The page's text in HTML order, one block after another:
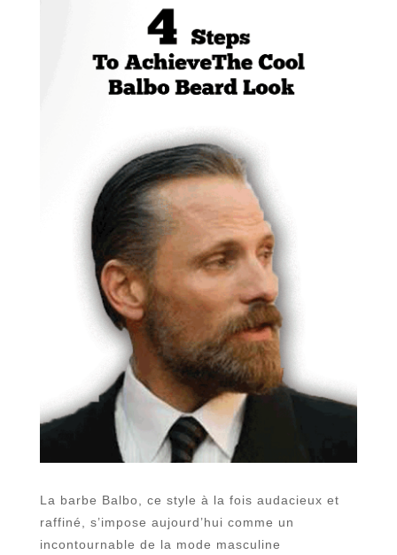
La barbe Balbo, ce style à la fois audacieux et
raffiné, s’impose aujourd’hui comme un
incontournable de la mode masculine